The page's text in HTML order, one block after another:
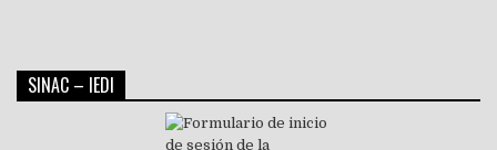
SINAC – IEDI